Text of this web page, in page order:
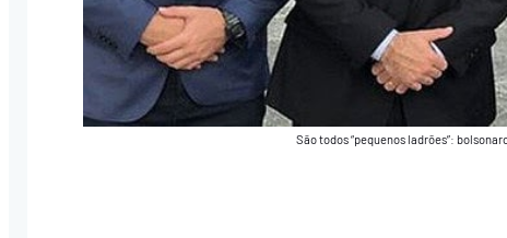
São todos “pequenos ladrões”: